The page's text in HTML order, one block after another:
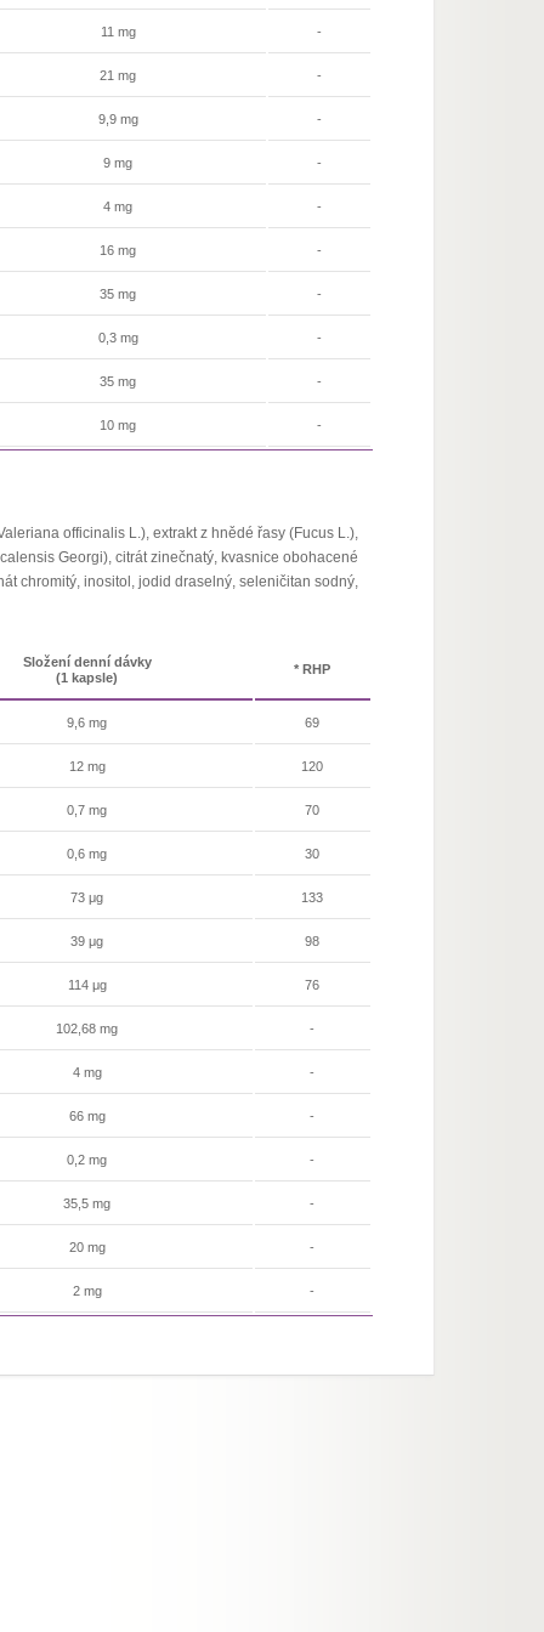
11 mg -
21 mg -
9,9 mg -
9 mg -
4 mg -
16 mg -
35 mg -
0,3 mg -
35 mg -
10 mg -
officinalis L.), extrakt z hnědé řasy (Fucus L.),
Georgi), citrát zinečnatý, kvasnice obohacené
chromitý, inositol, jodid draselný, seleničitan sodný,
Složení denní dávky
(1 kapsle)
* RHP
9,6 mg 69
12 mg 120
0,7 mg 70
0,6 mg 30
73 μg 133
39 μg 98
114 μg 76
102,68 mg -
4 mg -
66 mg -
0,2 mg -
35,5 mg -
20 mg -
2 mg -